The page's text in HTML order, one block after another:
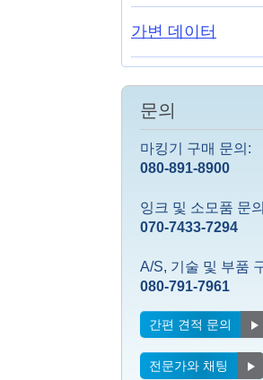
가변 데이터
문의
마킹기 구매 문의:
080-891-8900
잉크 및 소모품 문
070-7433-7294
A/S, 기술 및 부품
080-791-7961
간편 견적 문의
전문가와 채팅